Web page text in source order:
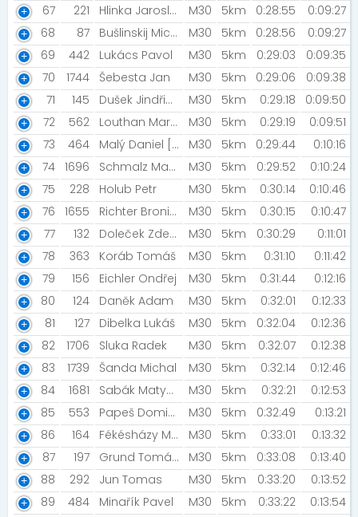
67
221 Hlinka Jaroslav [CollateralRun] M30 5km 0:28:55
0:09:27
68
87 Bušlinskij Michail M30 5km 0:28:56
0:09:27
69
442 Lukács Pavol M30 5km 0:29:03
0:09:35
70
1744 Šebesta Jan M30 5km 0:29:06
0:09:38
71
145 Dušek Jindřich M30 5km 0:29:18
0:09:50
72
562 Louthan Martin [No foot no stress] M30 5km 0:29:19
0:09:51
73
464 Malý Daniel [BEAST OCR team] M30 5km 0:29:44
0:10:16
74 1696 Schmalz Matěj M30 5km 0:29:52
0:10:24
75
228 Holub Petr M30 5km 0:30:14
0:10:46
76
1655 Richter Bronislav [Šneci v běhu] M30 5km 0:30:15
0:10:47
77
132 Doleček Zdeněk [Žer slimáky] M30 5km 0:30:29
0:11:01
78
363 Koráb Tomáš M30 5km 0:31:10
0:11:42
79
156 Eichler Ondřej M30 5km 0:31:44
0:12:16
80
124 Daněk Adam M30 5km 0:32:01
0:12:33
81
127 Dibelka Lukáš M30 5km 0:32:04
0:12:36
82
1706 Sluka Radek M30 5km 0:32:07
0:12:38
83
1739 Šanda Michal M30 5km 0:32:14
0:12:46
84
1681 Sabák Matyáš M30 5km 0:32:21
0:12:53
85
553 Papeš Dominik M30 5km 0:32:49
0:13:21
86
164 Fékésházy Michal M30 5km 0:33:01
0:13:32
87
197 Grund Tomáš [Rozběháme Roudnici] M30 5km 0:33:08
0:13:40
88
292 Jun Tomas M30 5km 0:33:20
0:13:52
89
484 Minařík Pavel M30 5km 0:33:22
0:13:54